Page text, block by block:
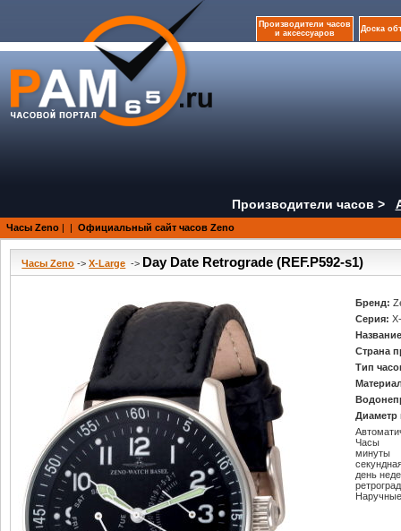
Производители часов
и аксессуаров
Доска
Производители часов >
Часы Zeno | | Официальный сайт часов Zeno
Часы Zeno ->X-Large -> Day Date Retrograde (REF.P592-s1)
Бренд:
Серия:
Страна
Тип
Диаметр
Часы
минуты
день